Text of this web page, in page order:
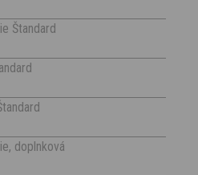
Štandard
doplnková